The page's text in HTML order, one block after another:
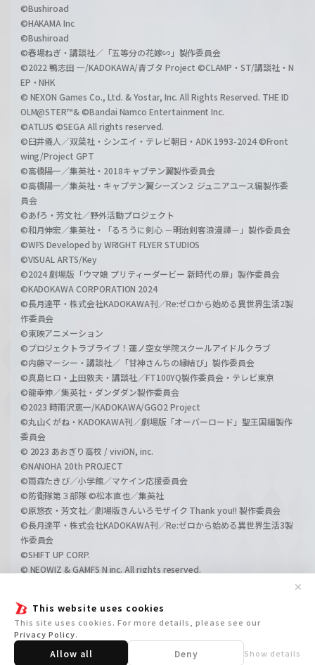
This website uses cookies
This site uses cookies. For more details, please see our
Privacy Policy.
Allow all Deny Show details
✕
©Bushiroad
©HAKAMA Inc
©Bushiroad
©春場ねぎ・講談社／「五等分の花嫁∽」製作委員会
©2022 鴨志田 一/KADOKAWA/青ブタ Project ©CLAMP・ST/講談社・N
EP・NHK
© NEXON Games Co., Ltd. & Yostar, Inc. All Rights Reserved. THE ID
OLM@STER™& ©Bandai Namco Entertainment Inc.
©ATLUS ©SEGA All rights reserved.
©臼井儀人／双葉社・シンエイ・テレビ朝日・ADK 1993-2024 ©Front
wing/Project GPT
©高橋陽一／集英社・2018キャプテン翼製作委員会
©高橋陽一／集英社・キャプテン翼シーズン２ ジュニアユース編製作委
員会
©あfろ・芳文社／野外活動プロジェクト
©和月伸宏／集英社・「るろうに剣心 －明治剣客浪漫譚－」製作委員会
©WFS Developed by WRIGHT FLYER STUDIOS
©VISUAL ARTS/Key
©2024 劇場版「ウマ娘 プリティーダービー 新時代の扉」製作委員会
©KADOKAWA CORPORATION 2024
©長月達平・株式会社KADOKAWA刊／Re:ゼロから始める異世界生活2製
作委員会
©東映アニメーション
©プロジェクトラブライブ！蓮ノ空女学院スクールアイドルクラブ
©内藤マーシー・講談社／「甘神さんちの縁結び」製作委員会
©真島ヒロ・上田敦夫・講談社／FT100YQ製作委員会・テレビ東京
©龍幸伸／集英社・ダンダダン製作委員会
©2023 時雨沢恵一/KADOKAWA/GGO2 Project
©丸山くがね・KADOKAWA刊／劇場版「オーバーロード」聖王国編製作
委員会
© 2023 あおぎり高校 / viviON, inc.
©NANOHA 20th PROJECT
©雨森たきび／小学館／マケイン応援委員会
©防衛隊第３部隊 ©松本直也／集英社
©原悠衣・芳文社／劇場版きんいろモザイク Thank you!! 製作委員会
©長月達平・株式会社KADOKAWA刊／Re:ゼロから始める異世界生活3製
作委員会
©SHIFT UP CORP.
© NEOWIZ & GAMFS N inc. All rights reserved.
©GIRLS und PANZER Film Projekt
©GIRLS und PANZER Finale Projekt